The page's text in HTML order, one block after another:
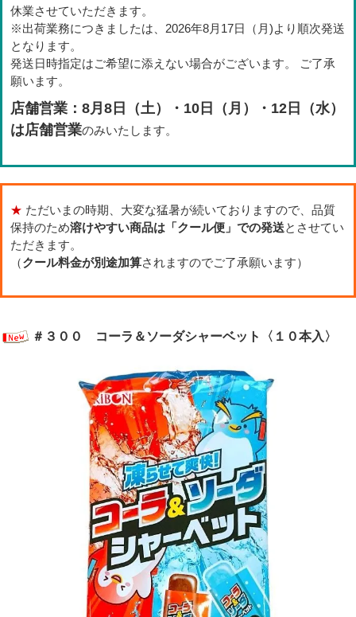
休業させていただきます。
※出荷業務につきましたは、2026年8月17日（月)より順次発送
となります。
発送日時指定はご希望に添えない場合がございます。 ご了承
願います。
店舗営業：8月8日（土）・10日（月）・12日（水）
は店舗営業のみいたします。
★ ただいまの時期、大変な猛暑が続いておりますので、品質
保持のため溶けやすい商品は「クール便」での発送とさせてい
ただきます。
（クール料金が別途加算されますのでご了承願います）
＃３００ コーラ＆ソーダシャーベット〈１０本入〉